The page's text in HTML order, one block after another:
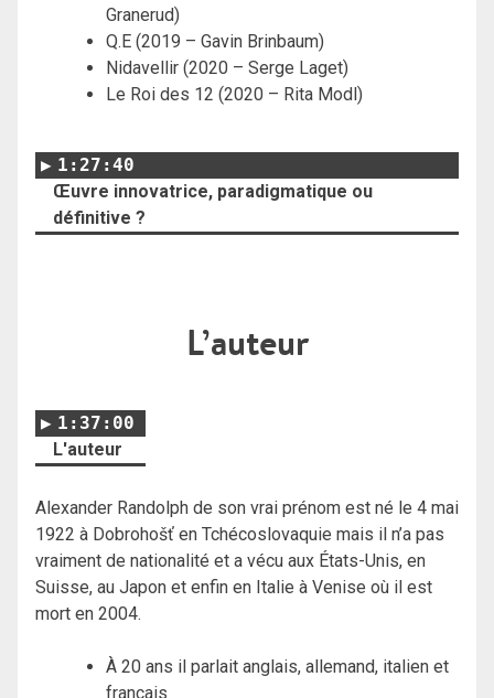
Granerud)
Q.E (2019 – Gavin Brinbaum)
Nidavellir (2020 – Serge Laget)
Le Roi des 12 (2020 – Rita Modl)
1:27:40
Œuvre innovatrice, paradigmatique ou
définitive ?
L’auteur
1:37:00
L'auteur
Alexander Randolph de son vrai prénom est né le 4 mai
1922 à Dobrohošť en Tchécoslovaquie mais il n’a pas
vraiment de nationalité et a vécu aux États-Unis, en
Suisse, au Japon et enfin en Italie à Venise où il est
mort en 2004.
À 20 ans il parlait anglais, allemand, italien et
français